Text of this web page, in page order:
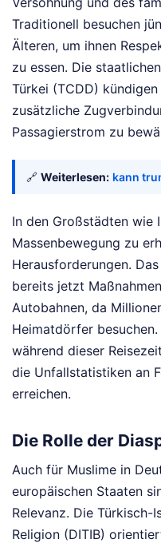
Traditionell besuchen
Älteren, um ihnen
zu essen. Die
Türkei (TCDD)
zusätzliche
Passagierstrom zu
🔗 Weiterlesen: kann
In den Großstädten wie
Massenbewegung zu
Herausforderungen.
bereits jetzt
Autobahnen, da
Heimatdörfer
während dieser
die Unfallstatistiken an
erreichen.
Die Rolle der
Auch für Muslime in
europäischen Staaten
Relevanz. Die
Religion (DITIB)